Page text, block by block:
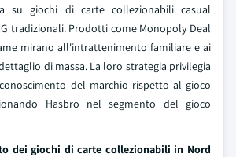
su giochi di carte collezionabili casual
tradizionali. Prodotti come Monopoly Deal
mirano all'intrattenimento familiare e ai
di massa. La loro strategia privilegia
del marchio rispetto al gioco
Hasbro nel segmento del gioco
dei giochi di carte collezionabili in Nord